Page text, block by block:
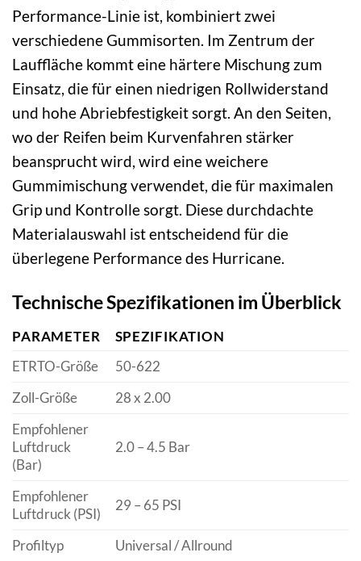
Performance-Linie ist, kombiniert zwei
verschiedene Gummisorten. Im Zentrum der
Lauffläche kommt eine härtere Mischung zum
Einsatz, die für einen niedrigen Rollwiderstand
und hohe Abriebfestigkeit sorgt. An den Seiten,
wo der Reifen beim Kurvenfahren stärker
beansprucht wird, wird eine weichere
Gummimischung verwendet, die für maximalen
Grip und Kontrolle sorgt. Diese durchdachte
Materialauswahl ist entscheidend für die
überlegene Performance des Hurricane.
Technische Spezifikationen im Überblick
PARAMETER
SPEZIFIKATION
ETRTO-Größe
50-622
Zoll-Größe
28 x 2.00
Empfohlener
Luftdruck
(Bar)
2.0 – 4.5 Bar
Empfohlener
Luftdruck (PSI)
29 – 65 PSI
Profiltyp Universal / Allround